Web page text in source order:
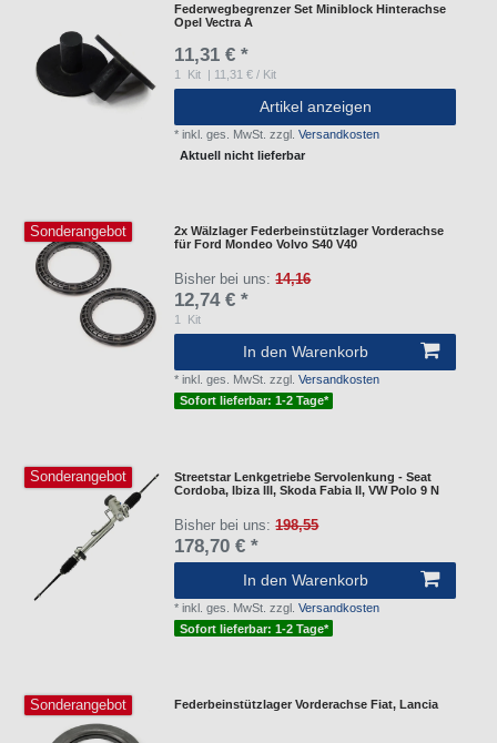
Federwegbegrenzer Set Miniblock Hinterachse
Opel Vectra A
11,31 € *
1 Kit | 11,31 € / Kit
Artikel anzeigen
*inkl. ges. MwSt. zzgl.Versandkosten
Aktuell nicht lieferbar
Sonderangebot
2x Wälzlager Federbeinstützlager Vorderachse
für Ford Mondeo Volvo S40 V40
Bisher bei uns:14,16
12,74 € *
1 Kit
In den Warenkorb
*inkl. ges. MwSt. zzgl.Versandkosten
Sofort lieferbar: 1-2 Tage*
Sonderangebot
Streetstar Lenkgetriebe Servolenkung - Seat
Cordoba, Ibiza III, Skoda Fabia II, VW Polo 9 N
Bisher bei uns:198,55
178,70 € *
In den Warenkorb
*inkl. ges. MwSt. zzgl.Versandkosten
Sofort lieferbar: 1-2 Tage*
Sonderangebot Federbeinstützlager Vorderachse Fiat, Lancia